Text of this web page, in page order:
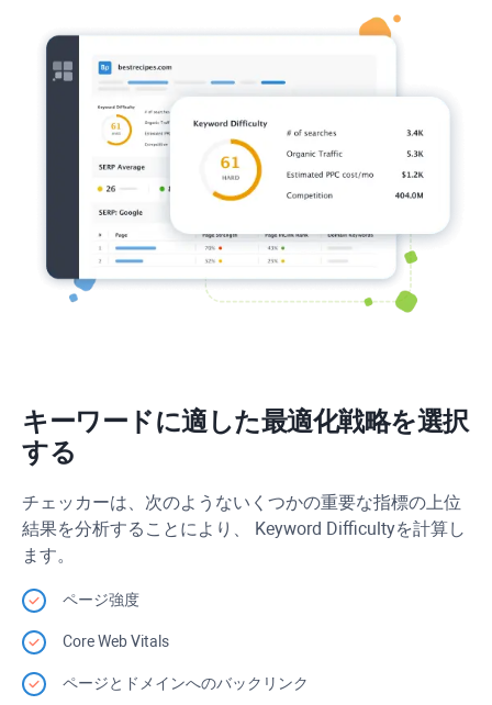
キーワードに適した最適化戦略を選択
する
チェッカーは、次のようないくつかの重要な指標の上位
結果を分析することにより、
Keyword Difficultyを計算し
ます。
ページ強度
Core Web Vitals
ページとドメインへのバックリンク